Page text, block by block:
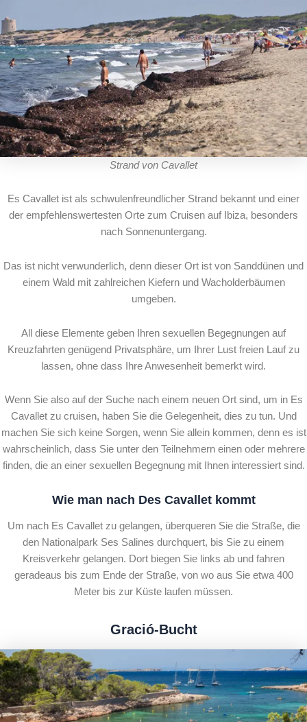
Strand von Cavallet
Es Cavallet ist als schwulenfreundlicher Strand bekannt und einer
der empfehlenswertesten Orte zum Cruisen auf Ibiza, besonders
nach Sonnenuntergang.
Das ist nicht verwunderlich, denn dieser Ort ist von Sanddünen und
einem Wald mit zahlreichen Kiefern und Wacholderbäumen
umgeben.
All diese Elemente geben Ihren sexuellen Begegnungen auf
Kreuzfahrten genügend Privatsphäre, um Ihrer Lust freien Lauf zu
lassen, ohne dass Ihre Anwesenheit bemerkt wird.
Wenn Sie also auf der Suche nach einem neuen Ort sind, um in Es
Cavallet zu cruisen, haben Sie die Gelegenheit, dies zu tun. Und
machen Sie sich keine Sorgen, wenn Sie allein kommen, denn es ist
wahrscheinlich, dass Sie unter den Teilnehmern einen oder mehrere
finden, die an einer sexuellen Begegnung mit Ihnen interessiert sind.
Wie man nach Des Cavallet kommt
Um nach Es Cavallet zu gelangen, überqueren Sie die Straße, die
den Nationalpark Ses Salines durchquert, bis Sie zu einem
Kreisverkehr gelangen. Dort biegen Sie links ab und fahren
geradeaus bis zum Ende der Straße, von wo aus Sie etwa 400
Meter bis zur Küste laufen müssen.
Gració-Bucht